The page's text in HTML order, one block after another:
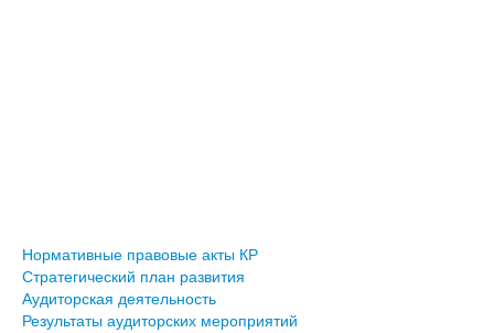
Нормативные правовые акты КР
Стратегический план развития
Аудиторская деятельность
Результаты аудиторских мероприятий